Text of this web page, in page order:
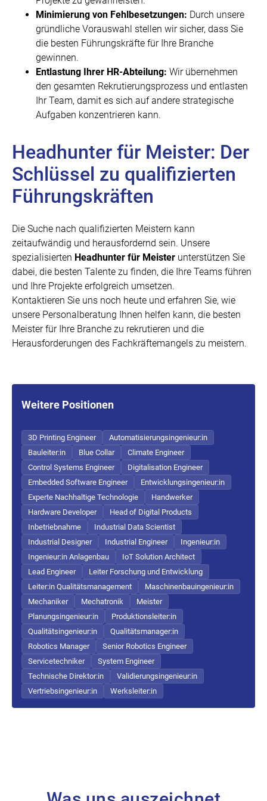
Minimierung von Fehlbesetzungen: Durch unsere
gründliche Vorauswahl stellen wir sicher, dass Sie
die besten Führungskräfte für Ihre Branche
gewinnen.
Entlastung Ihrer HR-Abteilung: Wir übernehmen
den gesamten Rekrutierungsprozess und entlasten
Ihr Team, damit es sich auf andere strategische
Aufgaben konzentrieren kann.
Headhunter für Meister: Der
Schlüssel zu qualifizierten
Führungskräften
Die Suche nach qualifizierten Meistern kann
zeitaufwändig und herausfordernd sein. Unsere
spezialisierten Headhunter für Meister unterstützen Sie
dabei, die besten Talente zu finden, die Ihre Teams führen
und Ihre Projekte erfolgreich umsetzen.
Kontaktieren Sie uns noch heute und erfahren Sie, wie
unsere Personalberatung Ihnen helfen kann, die besten
Meister für Ihre Branche zu rekrutieren und die
Herausforderungen des Fachkräftemangels zu meistern.
Weitere Positionen
3D Printing Engineer
Automatisierungsingenieur:in
Bauleiter:in
Blue Collar
Climate Engineer
Control Systems Engineer
Digitalisation Engineer
Embedded Software Engineer
Entwicklungsingenieur:in
Experte Nachhaltige Technologie
Handwerker
Hardware Developer
Head of Digital Products
Inbetriebnahme
Industrial Data Scientist
Industrial Designer
Industrial Engineer
Ingenieur:in
Ingenieur:in Anlagenbau
IoT Solution Architect
Lead Engineer
Leiter Forschung und Entwicklung
Leiter:in Qualitätsmanagement
Maschinenbauingenieur:in
Mechaniker
Mechatronik
Meister
Planungsingenieur:in
Produktionsleiter:in
Qualitätsingenieur:in
Qualitätsmanager:in
Robotics Manager
Senior Robotics Engineer
Servicetechniker
System Engineer
Technische Direktor:in
Validierungsingenieur:in
Vertriebsingenieur:in
Werksleiter:in